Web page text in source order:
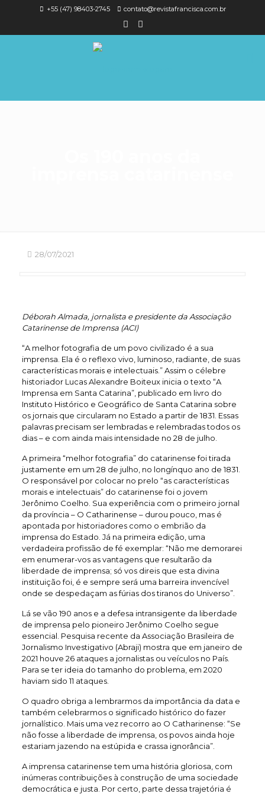
+55 (47) 98403-2745 contato@revistafrancisca.com.br
28/07/2021
Déborah Almada, jornalista e presidente da Associação
Catarinense de Imprensa (ACI)
“A melhor fotografia de um povo civilizado é a sua
imprensa. Ela é o reflexo vivo, luminoso, radiante, de suas
características morais e intelectuais.” Assim o célebre
historiador Lucas Alexandre Boiteux inicia o texto “A
Imprensa em Santa Catarina”, publicado em livro do
Instituto Histórico e Geográfico de Santa Catarina sobre
os jornais que circularam no Estado a partir de 1831. Essas
palavras precisam ser lembradas e relembradas todos os
dias – e com ainda mais intensidade no 28 de julho.
A primeira “melhor fotografia” do catarinense foi tirada
justamente em um 28 de julho, no longínquo ano de 1831.
O responsável por colocar no prelo “as características
morais e intelectuais” do catarinense foi o jovem
Jerônimo Coelho. Sua experiência com o primeiro jornal
da província – O Catharinense – durou pouco, mas é
apontada por historiadores como o embrião da
imprensa do Estado. Já na primeira edição, uma
verdadeira profissão de fé exemplar: “Não me demorarei
em enumerar-vos as vantagens que resultarão da
liberdade de imprensa; só vos direis que esta divina
instituição foi, é e sempre será uma barreira invencível
onde se despedaçam as fúrias dos tiranos do Universo”.
Lá se vão 190 anos e a defesa intransigente da liberdade
de imprensa pelo pioneiro Jerônimo Coelho segue
essencial. Pesquisa recente da Associação Brasileira de
Jornalismo Investigativo (Abraji) mostra que em janeiro de
2021 houve 26 ataques a jornalistas ou veículos no País.
Para se ter ideia do tamanho do problema, em 2020
haviam sido 11 ataques.
O quadro obriga a lembrarmos da importância da data e
também celebrarmos o significado histórico do fazer
jornalístico. Mais uma vez recorro ao O Catharinense: “Se
não fosse a liberdade de imprensa, os povos ainda hoje
estariam jazendo na estúpida e crassa ignorância”.
A imprensa catarinense tem uma história gloriosa, com
inúmeras contribuições à construção de uma sociedade
democrática e justa. Por certo, parte dessa trajetória é